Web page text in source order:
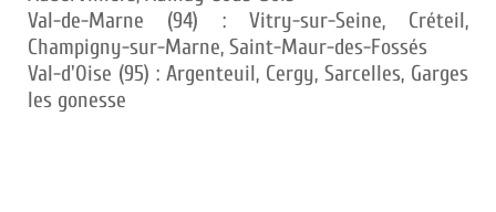
Val-de-Marne (94) : Vitry-sur-Seine, Créteil,
Champigny-sur-Marne, Saint-Maur-des-Fossés
Val-d'Oise (95) : Argenteuil, Cergy, Sarcelles, Garges
les gonesse